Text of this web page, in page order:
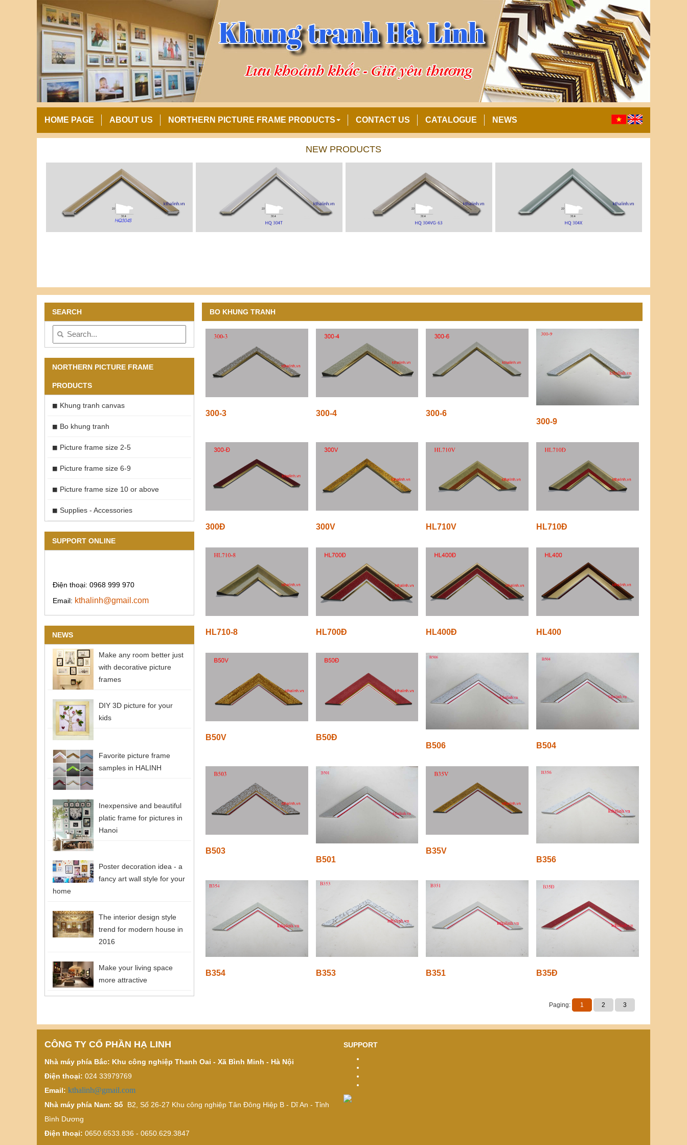
HOME PAGE ABOUT US NORTHERN PICTURE FRAME PRODUCTS CONTACT US CATALOGUE NEWS
NEW PRODUCTS
BO KHUNG TRANH
300-3 300-4
300-6
300-9
300Đ 300V HL710V HL710Đ
HL710-8 HL700Đ HL400Đ HL400
B50V
B50Đ
B506
B504
B503
B501
B35V
B356
B354 B353 B351 B35Đ
Paging: 1 2 3
SEARCH
NORTHERN PICTURE FRAME
PRODUCTS
Khung tranh canvas
Bo khung tranh
Picture frame size 2-5
Picture frame size 6-9
Picture frame size 10 or above
Supplies - Accessories
SUPPORT ONLINE
Điện thoại: 0968 999 970
Email: kthalinh@gmail.com
NEWS
Make any room better just
with decorative picture
frames
DIY 3D picture for your
kids
Favorite picture frame
samples in HALINH
Inexpensive and beautiful
platic frame for pictures in
Hanoi
Poster decoration idea - a
fancy art wall style for your
home
The interior design style
trend for modern house in
2016
Make your living space
more attractive
CÔNG TY CỔ PHẦN HẠ LINH
Nhà máy phía Bắc: Khu công nghiệp Thanh Oai - Xã Bình Minh - Hà Nội
Điện thoại: 024 33979769
Email: kthalinh@gmail.com
Nhà máy phía Nam: Số
B2, Số 26-27 Khu công nghiệp Tân Đông Hiệp B - Dĩ An - Tỉnh
Bình Dương
Điện thoại: 0650.6533.836 - 0650.629.3847
SUPPORT